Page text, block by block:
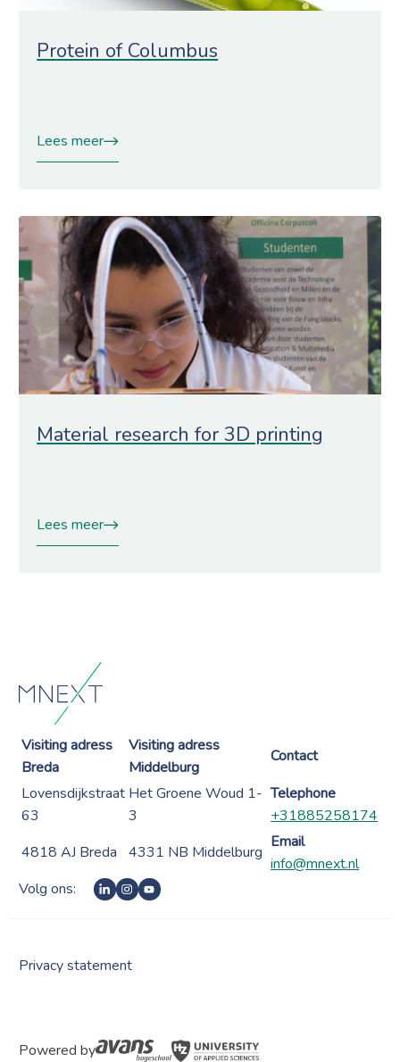
Protein of Columbus
Lees meer
Material research for 3D printing
Lees meer
Visiting adress
Breda
Visiting adress
Middelburg
Contact
Lovensdijkstraat
63
Het Groene Woud 1-
3
Telephone
+31885258174
4818 AJ Breda
4331 NB Middelburg
Email
info@mnext.nl
Volg ons:
Powered by
Privacy statement